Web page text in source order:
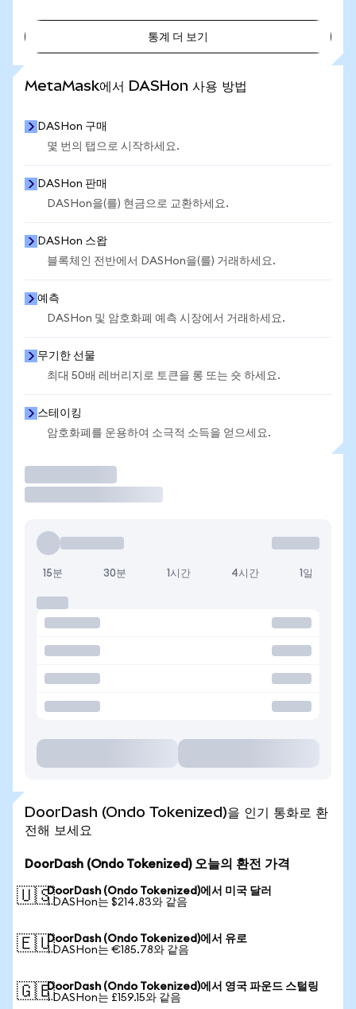
통계 더 보기
MetaMask에서 DASHon 사용 방법
DASHon 구매
몇 번의 탭으로 시작하세요.
DASHon 판매
DASHon을(를) 현금으로 교환하세요.
DASHon 스왑
블록체인 전반에서 DASHon을(를) 거래하세요.
예측
DASHon 및 암호화폐 예측 시장에서 거래하세요.
무기한 선물
최대 50배 레버리지로 토큰을 롱 또는 숏 하세요.
스테이킹
암호화폐를 운용하여 소극적 소득을 얻으세요.
15분 30분 1시간 4시간 1일
DoorDash (Ondo Tokenized)을 인기 통화로 환
전해 보세요
DoorDash (Ondo Tokenized) 오늘의 환전 가격
🇺🇸DoorDash (Ondo Tokenized)에서 미국 달러
1 DASHon는 $214.83와 같음
🇪🇺DoorDash (Ondo Tokenized)에서 유로
1 DASHon는 €185.78와 같음
🇬🇧DoorDash (Ondo Tokenized)에서 영국 파운드 스털링
1 DASHon는 £159.15와 같음